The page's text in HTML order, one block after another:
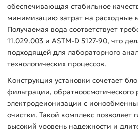
обеспечивающая стабильное
минимизацию затрат на расходные
Получаемая вода соответствует
11.029.003 и ASTM-D 5127-90, что
подходящей для лабораторного
технологических процессов.
Конструкция установки сочетает
фильтрации, обратноосмотического
электродеионизации с
очистки. Такой комплекс позволяет
высокий уровень надежности и